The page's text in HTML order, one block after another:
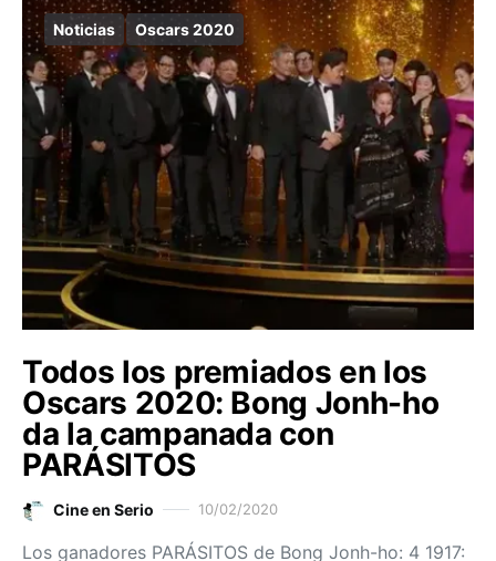
Noticias Oscars 2020
Todos los premiados en los
Oscars 2020: Bong Jonh-ho
da la campanada con
PARÁSITOS
Cine en Serio 10/02/2020
Los ganadores PARÁSITOS de Bong Jonh-ho: 4 1917: